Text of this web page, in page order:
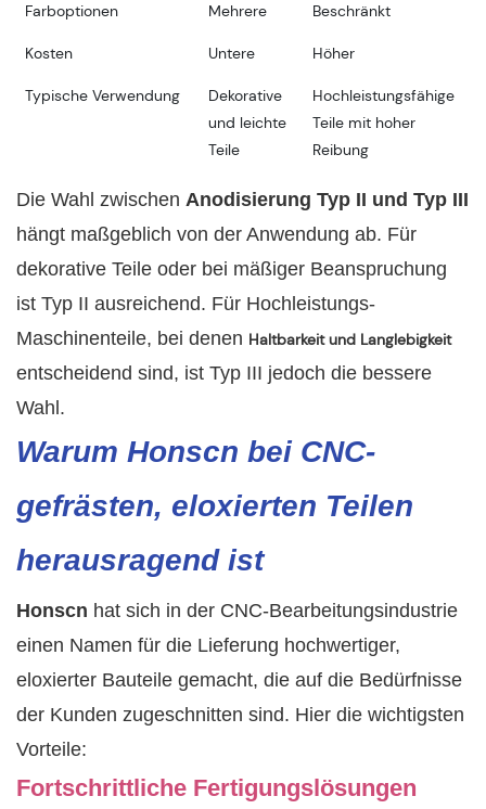
Farboptionen Mehrere Beschränkt
Kosten Untere Höher
Typische Verwendung
Dekorative
und leichte
Teile
Hochleistungsfähige
Teile mit hoher
Reibung
Die Wahl zwischen Anodisierung Typ II und Typ III
hängt maßgeblich von der Anwendung ab. Für
dekorative Teile oder bei mäßiger Beanspruchung
ist Typ II ausreichend. Für Hochleistungs-
Maschinenteile, bei denen Haltbarkeit und Langlebigkeit
entscheidend sind, ist Typ III jedoch die bessere
Wahl.
Warum Honscn bei CNC-
gefrästen, eloxierten Teilen
herausragend ist
Honscn hat sich in der CNC-Bearbeitungsindustrie
einen Namen für die Lieferung hochwertiger,
eloxierter Bauteile gemacht, die auf die Bedürfnisse
der Kunden zugeschnitten sind. Hier die wichtigsten
Vorteile:
Fortschrittliche Fertigungslösungen